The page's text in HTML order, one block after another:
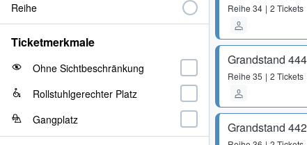
Reihe 34 2 Tickets
Grandstand 444
Reihe 35 2 Tickets
Grandstand 442
Reihe
Ticketmerkmale
Ohne Sichtbeschränkung
Rollstuhlgerechter Platz
Gangplatz